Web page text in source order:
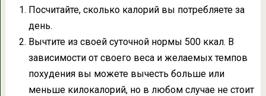
Посчитайте, сколько калорий вы потребляете за
день.
Вычтите из своей суточной нормы 500 ккал. В
зависимости от своего веса и желаемых темпов
похудения вы можете вычесть больше или
меньше килокалорий, но в любом случае не стоит